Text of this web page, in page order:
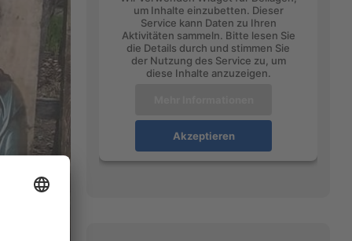
um Inhalte einzubetten. Dieser
Service kann Daten zu Ihren
Aktivitäten sammeln. Bitte lesen Sie
die Details durch und stimmen Sie
der Nutzung des Service zu, um
diese Inhalte anzuzeigen.
Akzeptieren